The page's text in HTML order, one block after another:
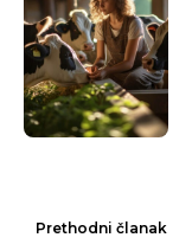
Prethodni članak